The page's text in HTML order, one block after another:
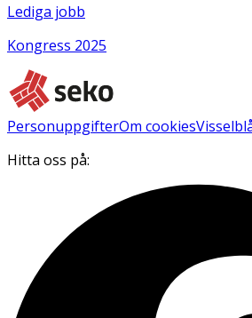
Lediga jobb
Kongress 2025
PersonuppgifterOm cookies
Hitta oss på: